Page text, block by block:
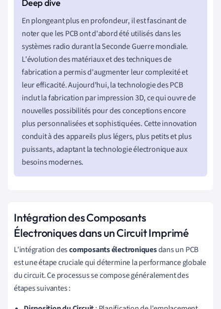
En plongeant plus en profondeur, il est fascinant de
noter que les PCB ont d'abord été utilisés dans les
systèmes radio durant la Seconde Guerre mondiale.
L'évolution des matériaux et des techniques de
fabrication a permis d'augmenter leur complexité et
leur efficacité. Aujourd'hui, la technologie des PCB
inclut la fabrication par impression 3D, ce qui ouvre de
nouvelles possibilités pour des conceptions encore
plus personnalisées et sophistiquées. Cette innovation
conduit à des appareils plus légers, plus petits et plus
puissants, adaptant la technologie électronique aux
besoins modernes.
Intégration des Composants
Électroniques dans un Circuit Imprimé
L'intégration descomposants électroniquesdans un PCB
est une étape cruciale qui détermine la performance globale
du circuit. Ce processus se compose généralement des
étapes suivantes :